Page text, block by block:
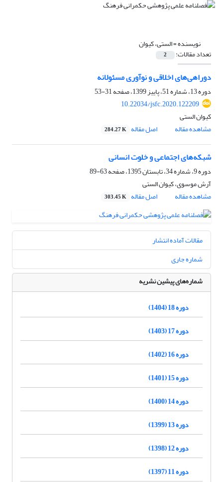
نویسنده =الستی، کیوان
تعداد مقالات: 2
دوراهی‌های اخلاقی و نوآوری مسئولانه
دوره 13، شماره 51، پاییز 1399، صفحه
31-53
10.22034/jsfc.2020.122209
کیوان الستی
مشاهده مقاله
اصل مقاله 284.27 K
شبکه‌های اجتماعی و خلوت انسانی
دوره 9، شماره 34، تابستان 1395، صفحه
63-89
آرش موسوی، کیوان الستی
مشاهده مقاله
اصل مقاله 303.45 K
مقالات آماده انتشار
شماره جاری
شماره‌های پیشین نشریه
دوره 18 (1404)
دوره 17 (1403)
دوره 16 (1402)
دوره 15 (1401)
دوره 14 (1400)
دوره 13 (1399)
دوره 12 (1398)
دوره 11 (1397)